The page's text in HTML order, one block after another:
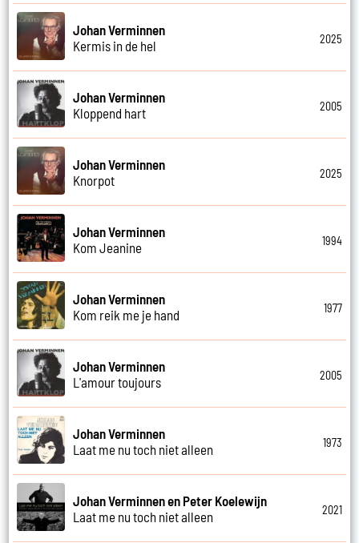
Johan Verminnen
Kermis in de hel
2025
Johan Verminnen
Kloppend hart
2005
Johan Verminnen
Knorpot
2025
Johan Verminnen
Kom Jeanine
1994
Johan Verminnen
Kom reik me je hand
1977
Johan Verminnen
L'amour toujours
2005
Johan Verminnen
Laat me nu toch niet alleen
1973
Johan Verminnen en Peter Koelewijn
Laat me nu toch niet alleen
2021